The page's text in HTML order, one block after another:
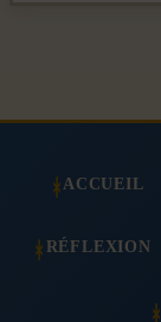
ACCUEIL
RÉFLEXION